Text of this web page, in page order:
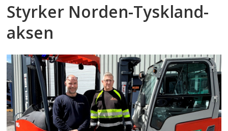
Styrker Norden-Tyskland-
aksen